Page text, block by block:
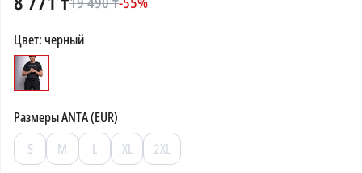
Цвет:черный
РазмерыANTA (EUR)
S
M L XL
2XL